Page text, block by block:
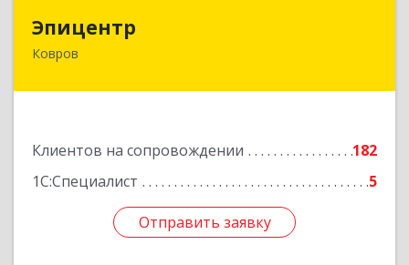
Эпицентр
Ковров
Клиентов на сопровождении
182
1С:Специалист
5
Отправить заявку
601900, Владимирская обл, Ковров г, Барсукова
Отправить заявку